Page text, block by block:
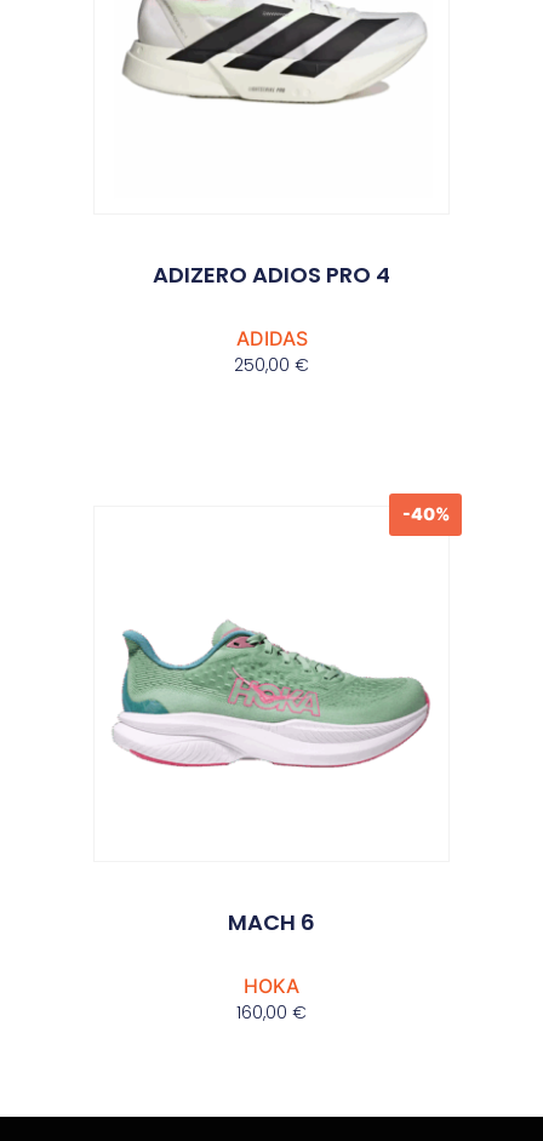
ADIZERO ADIOS PRO 4
ADIDAS
250,00 €
-40%
MACH 6
HOKA
160,00 €